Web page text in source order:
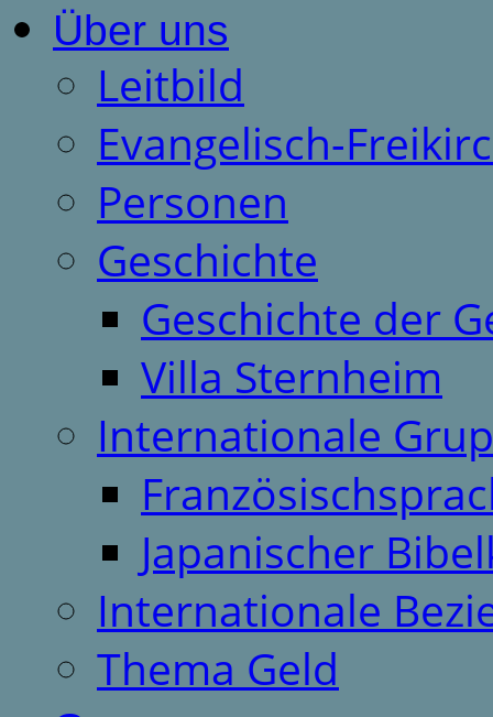
Über uns
Leitbild
Evangelisch-
Personen
Geschichte
Geschichte der
Villa Sternheim
Internationale
Japanischer
Internationale
Thema Geld